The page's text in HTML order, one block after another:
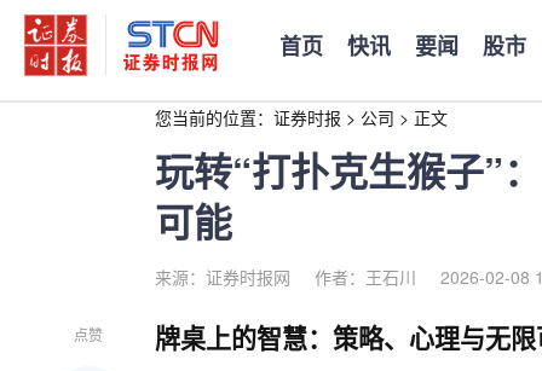
首页 快讯 要闻 股市
您当前的位置： 证券时报 > 公司 > 正文
玩转“打扑克生猴子”
可能
来源：证券时报网 作者：王石川 2026-02-08
点赞 牌桌上的智慧：策略、心理与无